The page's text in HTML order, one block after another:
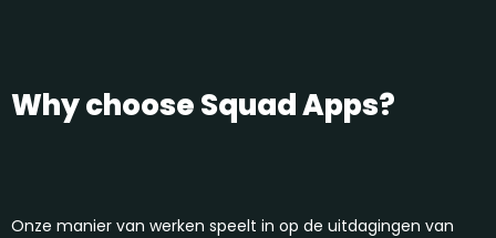
Why choose Squad Apps?
Onze manier van werken speelt in op de uitdagingen van